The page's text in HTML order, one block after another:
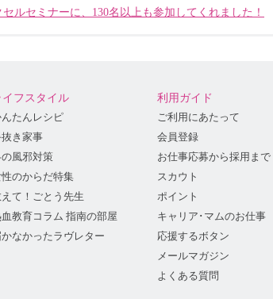
ルセミナーに、130名以上も参加してくれました！
イフスタイル
たんレシピ
き家事
風邪対策
のからだ特集
て！ごとう先生
教育コラム 指南の部屋
かなかったラヴレター
利用ガイド
ご利用にあたって
会員登録
お仕事応募から採用まで
スカウト
ポイント
キャリア･マムのお仕事
応援するボタン
メールマガジン
よくある質問